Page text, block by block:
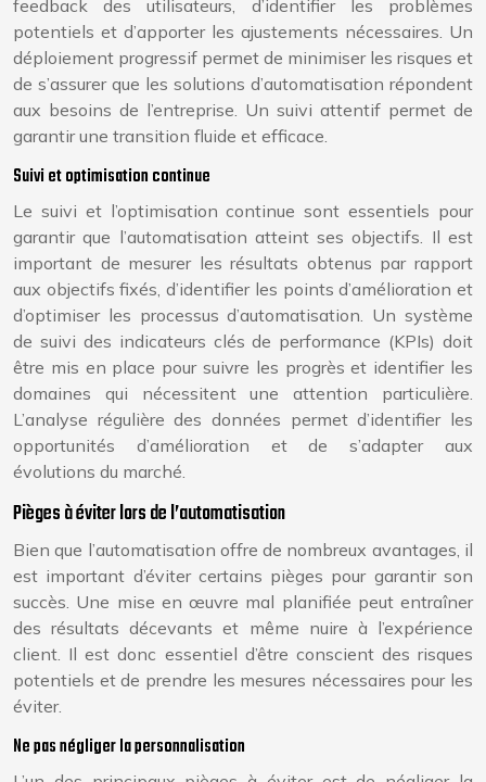
feedback des utilisateurs, d’identifier les problèmes
potentiels et d’apporter les ajustements nécessaires. Un
déploiement progressif permet de minimiser les risques et
de s’assurer que les solutions d’automatisation répondent
aux besoins de l’entreprise. Un suivi attentif permet de
garantir une transition fluide et efficace.
Suivi et optimisation continue
Le suivi et l’optimisation continue sont essentiels pour
garantir que l’automatisation atteint ses objectifs. Il est
important de mesurer les résultats obtenus par rapport
aux objectifs fixés, d’identifier les points d’amélioration et
d’optimiser les processus d’automatisation. Un système
de suivi des indicateurs clés de performance (KPIs) doit
être mis en place pour suivre les progrès et identifier les
domaines qui nécessitent une attention particulière.
L’analyse régulière des données permet d’identifier les
opportunités d’amélioration et de s’adapter aux
évolutions du marché.
Pièges à éviter lors de l’automatisation
Bien que l’automatisation offre de nombreux avantages, il
est important d’éviter certains pièges pour garantir son
succès. Une mise en œuvre mal planifiée peut entraîner
des résultats décevants et même nuire à l’expérience
client. Il est donc essentiel d’être conscient des risques
potentiels et de prendre les mesures nécessaires pour les
éviter.
Ne pas négliger la personnalisation